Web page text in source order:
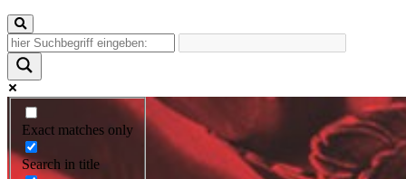
Exact matches only
Search in title